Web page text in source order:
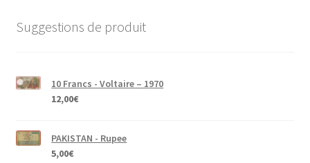
Suggestions de produit
10 Francs - Voltaire – 1970
12,00€
PAKISTAN - Rupee
5,00€